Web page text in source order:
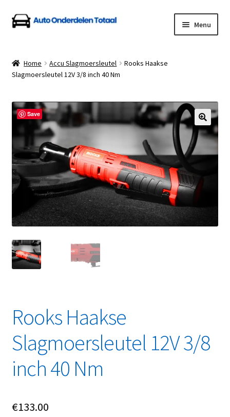
Ga
door
navigatie
Ga
naar
inhoud
Menu
Algemene Voorwaarden
Auto Onderdelen Shop
Betalen en Verzenden
Blog
Contact
Klantenservice
Linkpartners
My account
Overzicht
Privacybeleid
Retourbeleid
Videos
Home Accu Slagmoersleutel
Rooks Haakse
Slagmoersleutel 12V 3/8 inch 40 Nm
Save
Rooks Haakse
Slagmoersleutel 12V 3/8
inch 40 Nm
€133.00